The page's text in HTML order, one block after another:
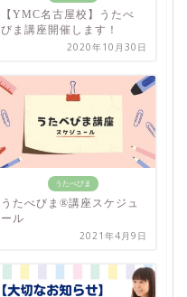
【YMC名古屋校】うたべ
びま講座開催します！
2020年10月30日
うたべびま
うたべびま®講座スケジュ
ール
2021年4月9日